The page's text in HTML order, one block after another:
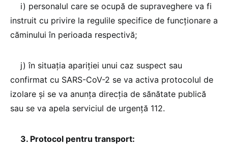
i) personalul care se ocupă de supraveghere va fi
instruit cu privire la regulile specifice de funcţionare a
căminului în perioada respectivă;
j) în situaţia apariţiei unui caz suspect sau
confirmat cu SARS-CoV-2 se va activa protocolul de
izolare şi se va anunţa direcţia de sănătate publică
sau se va apela serviciul de urgenţă 112.
3. Protocol pentru transport: